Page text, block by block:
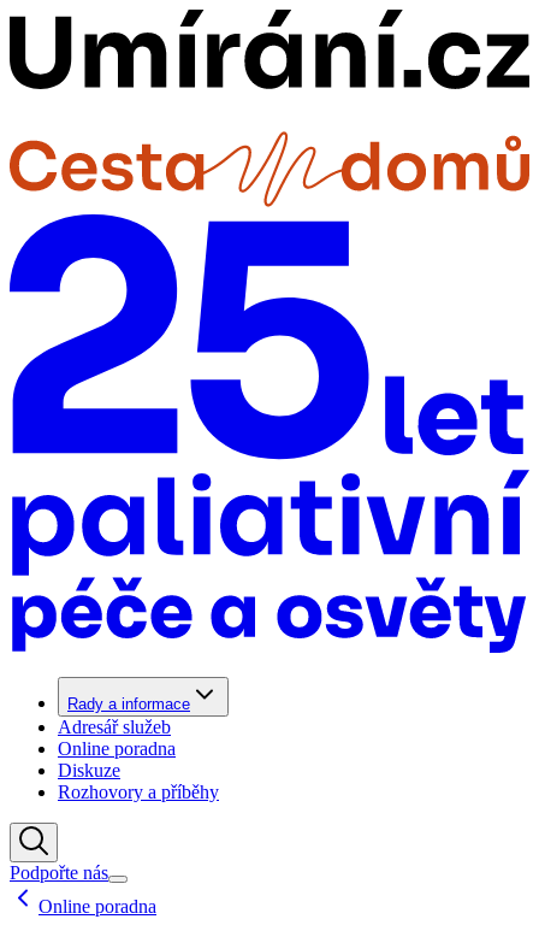
Rady a informace
Adresář služeb
Online poradna
Diskuze
Rozhovory a příběhy
Podpořte nás
Online poradna